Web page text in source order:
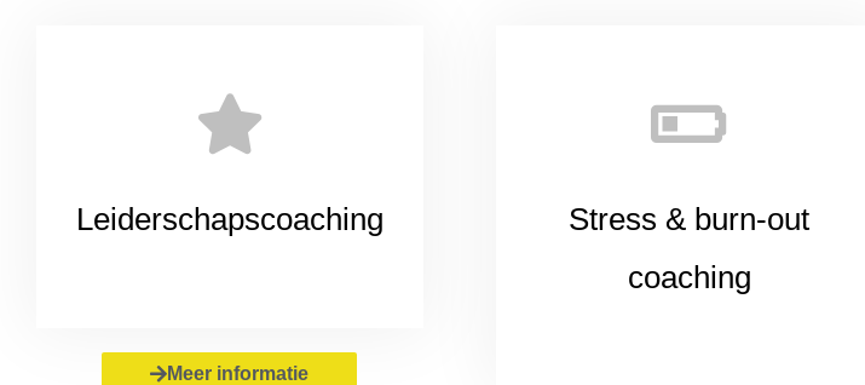
Leiderschapscoaching
Meer informatie
Stress & burn-out
coaching